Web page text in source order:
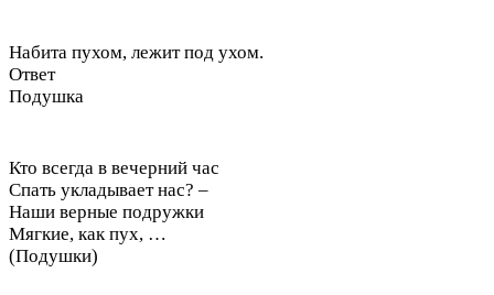
Набита пухом, лежит под ухом.
Ответ
Подушка
Кто всегда в вечерний час
Спать укладывает нас? –
Наши верные подружки
Мягкие, как пух, …
(Подушки)